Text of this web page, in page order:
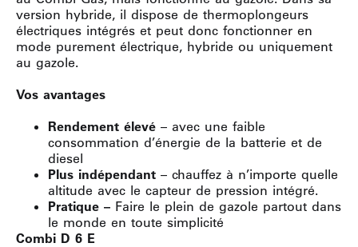
version hybride, il dispose de thermoplongeurs
électriques intégrés et peut donc fonctionner en
mode purement électrique, hybride ou uniquement
au gazole.
Vos avantages
Rendement élevé – avec une faible
consommation d’énergie de la batterie et de
diesel
Plus indépendant – chauffez à n’importe quelle
altitude avec le capteur de pression intégré.
Pratique – Faire le plein de gazole partout dans
le monde en toute simplicité
Combi D 6 E